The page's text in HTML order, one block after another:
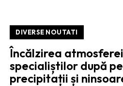
DIVERSE NOUTATI
Încălzirea
specialiștilor după
precipitații și